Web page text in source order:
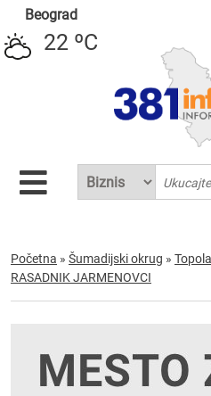
Beograd
22 ºC
Početna » Šumadijski okrug » Topola
RASADNIK JARMENOVCI